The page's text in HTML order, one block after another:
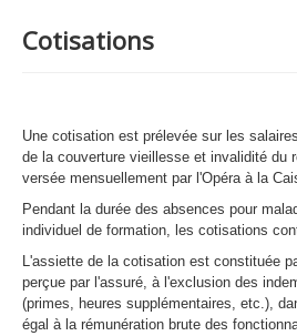
Cotisations
Une cotisation est prélevée sur les
de la couverture vieillesse et invalidité du
versée mensuellement par l'Opéra à la
Pendant la durée des absences pour
individuel de formation, les cotisations
L'assiette de la cotisation est constituée
perçue par l'assuré, à l'exclusion des
(primes, heures supplémentaires, etc.),
égal à la rémunération brute des